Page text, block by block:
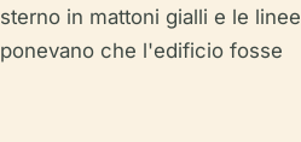
in mattoni gialli e le linee
che l'edificio fosse